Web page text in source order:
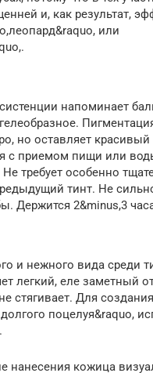
и, как результат,
или
напоминает
но оставляет красивый
с приемом пищи или
требует особенно
тинт. Не
Держится 2&minus,3
и нежного вида среди
легкий, еле заметный
стягивает. Для
поцелуя&raquo,
нанесения кожица